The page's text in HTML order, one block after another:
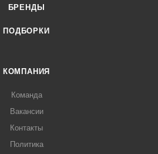
БРЕНДЫ
ПОДБОРКИ
КОМПАНИЯ
Команда
Вакансии
Контакты
Политика